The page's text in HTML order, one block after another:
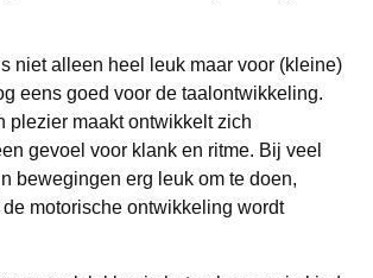
niet alleen heel leuk maar voor (kleine)
eens goed voor de taalontwikkeling.
plezier maakt ontwikkelt zich
gevoel voor klank en ritme. Bij veel
bewegingen erg leuk om te doen,
motorische ontwikkeling wordt